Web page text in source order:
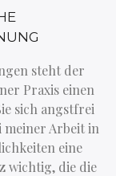
steht der
Praxis einen
sich angstfrei
meiner Arbeit in
eine
wichtig, die die